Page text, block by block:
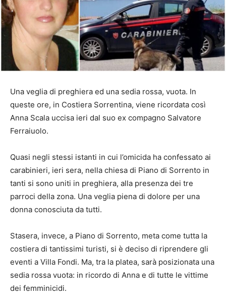
Una veglia di preghiera ed una sedia rossa, vuota. In
queste ore, in Costiera Sorrentina, viene ricordata così
Anna Scala uccisa ieri dal suo ex compagno Salvatore
Ferraiuolo.
Quasi negli stessi istanti in cui l’omicida ha confessato ai
carabinieri, ieri sera, nella chiesa di Piano di Sorrento in
tanti si sono uniti in preghiera, alla presenza dei tre
parroci della zona. Una veglia piena di dolore per una
donna conosciuta da tutti.
Stasera, invece, a Piano di Sorrento, meta come tutta la
costiera di tantissimi turisti, si è deciso di riprendere gli
eventi a Villa Fondi. Ma, tra la platea, sarà posizionata una
sedia rossa vuota: in ricordo di Anna e di tutte le vittime
dei femminicidi.